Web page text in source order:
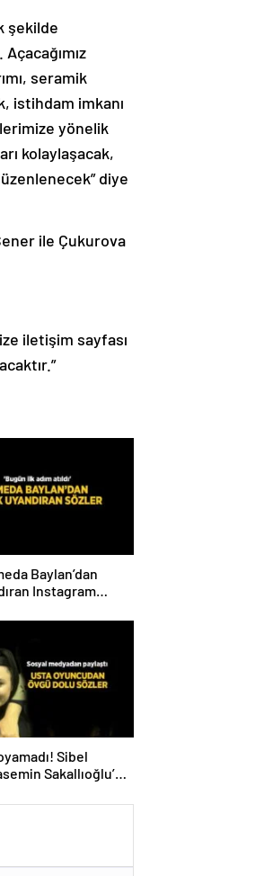
şekilde
seramik
istihdam imkanı
yönelik
kolaylaşacak,
diye
ile Çukurova
iletişim sayfası
Baylan’dan
Instagram
Sibel
Sakallıoğlu’nu